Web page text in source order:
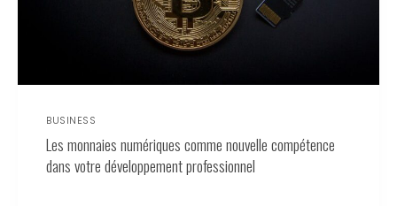
BUSINESS
Les monnaies numériques comme nouvelle compétence
dans votre développement professionnel